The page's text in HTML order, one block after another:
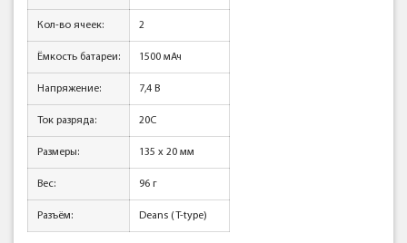
Кол-во ячеек: 2
Ёмкость батареи: 1500 мАч
Напряжение: 7,4 В
Ток разряда: 20C
Размеры: 135 x 20 мм
Вес: 96 г
Разъём: Deans (T-type)